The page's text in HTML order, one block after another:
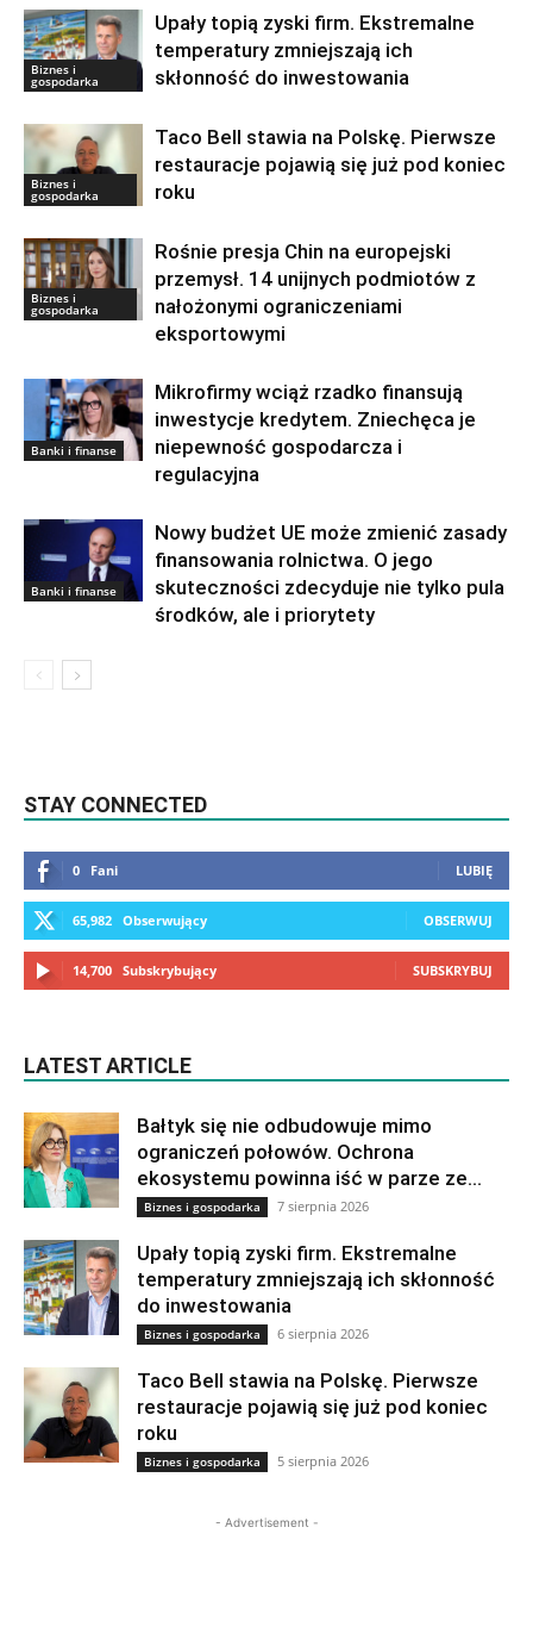
Biznes i
gospodarka
Upały topią zyski firm. Ekstremalne
temperatury zmniejszają ich
skłonność do inwestowania
Biznes i
gospodarka
Taco Bell stawia na Polskę. Pierwsze
restauracje pojawią się już pod koniec
roku
Biznes i
gospodarka
Rośnie presja Chin na europejski
przemysł. 14 unijnych podmiotów z
nałożonymi ograniczeniami
eksportowymi
Banki i finanse
Mikrofirmy wciąż rzadko finansują
inwestycje kredytem. Zniechęca je
niepewność gospodarcza i
regulacyjna
Banki i finanse
Nowy budżet UE może zmienić zasady
finansowania rolnictwa. O jego
skuteczności zdecyduje nie tylko pula
środków, ale i priorytety
STAY CONNECTED
0 Fani LUBIĘ
65,982 Obserwujący OBSERWUJ
14,700 Subskrybujący SUBSKRYBUJ
LATEST ARTICLE
Bałtyk się nie odbudowuje mimo
ograniczeń połowów. Ochrona
ekosystemu powinna iść w parze ze...
Biznes i gospodarka 7 sierpnia 2026
Upały topią zyski firm. Ekstremalne
temperatury zmniejszają ich skłonność
do inwestowania
Biznes i gospodarka 6 sierpnia 2026
Taco Bell stawia na Polskę. Pierwsze
restauracje pojawią się już pod koniec
roku
Biznes i gospodarka 5 sierpnia 2026
- Advertisement -